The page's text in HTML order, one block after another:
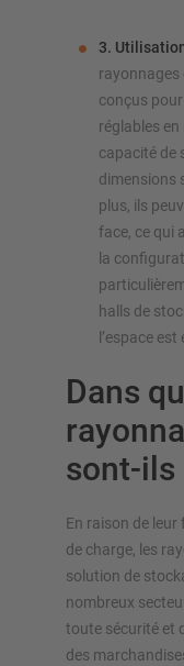
3.
rayonnages
conçus
réglables
capacité de
dimensions
plus, ils
face, ce qui
la
halls de
l’espace est
Dans
sont-ils
En raison de
de charge, les
solution de
nombreux
toute sécurité et
des